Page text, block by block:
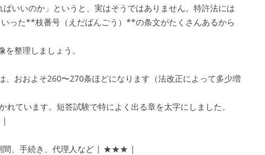
いいのか」というと、実はそうではありません。特許法には
いった**枝番号（えだばんごう）**の条文がたくさんあるから
整理しましょう。
、おおよそ260〜270条ほどになります（法改正によって多少増
れています。短答試験で特によく出る章を太字にしました。
|
間、手続き、代理人など | ★★★ |